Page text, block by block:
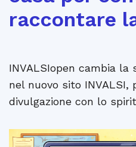
raccontare
INVALSIopen cambia la
nel nuovo sito INVALSI,
divulgazione con lo